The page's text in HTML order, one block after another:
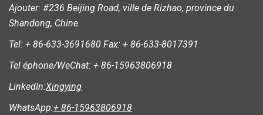
Ajouter: #236 Beijing Road, ville de Rizhao, province du
Shandong, Chine.
Tel: + 86-633-3691680 Fax: + 86-633-8017391
Tel éphone/WeChat: + 86-15963806918
LinkedIn:Xingying
WhatsApp:+ 86-15963806918